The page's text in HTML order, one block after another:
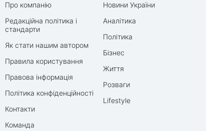
Про компанію
Редакційна політика і
стандарти
Як стати нашим автором
Правила користування
Правова інформація
Політика конфіденційності
Контакти
Команда
Новини України
Аналітика
Політика
Бізнес
Життя
Розваги
Lifestyle